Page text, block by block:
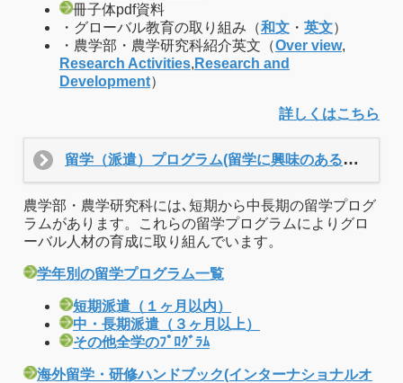
冊子体pdf資料
・グローバル教育の取り組み（和文 ・ 英文）
・農学部・農学研究科紹介英文（Over view,
Research Activities, Research and
Development）
詳しくはこちら
留学（派遣）プログラム(留学に興味のある学生向けのページです)
農学部・農学研究科には､短期から中長期の留学プログ
ラムがあります。これらの留学プログラムによりグロ
ーバル人材の育成に取り組んでいます。
学年別の留学プログラム一覧
短期派遣（１ヶ月以内）
中・長期派遣（３ヶ月以上）
その他全学のﾌﾟﾛｸﾞﾗﾑ
海外留学・研修ハンドブック(インターナショナルオ